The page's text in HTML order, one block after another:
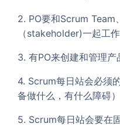
2. PO要和Scrum Team
（stakeholder)一起工作
3. 有PO来创建和管理
4. Scrum每日站会必须
备做什么，有什么障碍）
5. Scrum每日站会要在